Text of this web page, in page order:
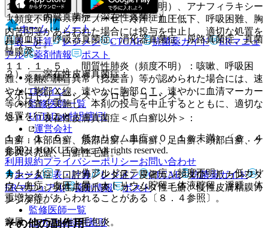
１１．１．４． ショック（頻度不明）、アナフィラキシー
（頻度不明）：チアノーゼ、冷汗、血圧低下、呼吸困難、胸
内苦悶等があらわれた場合には投与を中止し、適切な処置を
行うこと。
１１．１．５． 間質性肺炎（頻度不明）：咳嗽、呼吸困
難、発熱、肺音異常（捻髪音）等が認められた場合には、速
やかに胸部Ｘ線、速やかに胸部ＣＴ、速やかに血清マーカー
等の検査を実施し、本剤の投与を中止するとともに、適切な
処置を行うこと。
１１．１．６． 低カリウム血症（０．１％未満）〔８．４
参照〕。
１１．１．７． 偽アルドステロン症（頻度不明）：低カリ
ウム血症、血圧上昇、ナトリウム貯留・体液貯留、浮腫、体
重増加等があらわれることがある〔８．４参照〕。
その他の副作用
１）． 内臓真菌症（深在性真菌症）：
真菌血症、呼吸器真菌症、消化器真菌症、尿路真菌症、真菌
髄膜炎。
２）． 深在性皮膚真菌症：
スポロトリコーシス、クロモミコーシス。
３）． 表在性皮膚真菌症＜爪白癬以外＞：
白癬：体部白癬、股部白癬、手白癬、足白癬、頭部白癬、ケ
ルスス禿瘡、白癬性毛瘡。
カンジダ症：口腔カンジダ症、皮膚カンジダ症、爪カンジダ
症、カンジダ性爪囲爪炎、カンジダ性毛瘡、慢性皮膚粘膜カ
ンジダ症。
癜風、マラセチア毛包炎。
ホーム
ノート
表・計算
レジメン CTCAE 抗菌薬ガイド
ERマニュ
アル
薬剤情報 ポスト
新規登録
ログイン
監修医師一覧
UpToDate特別割引
運営会社
© 2021 HOKUTO Inc. All rights reserved.
利用規約プライバシーポリシーお問い合わせ
ホーム
表・計算 レジメン CTCAE
抗菌薬ガイド
ERマニュアル
薬剤情報 ポスト
監修医師一覧
UpToDate特別割引